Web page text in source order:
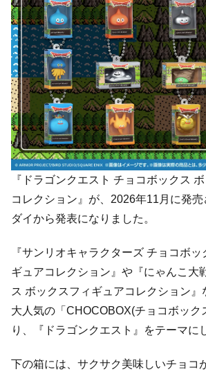
『ドラゴンクエスト チョコボックス
コレクション』が、2026年11月に発
ダイから発表になりました。
『サンリオキャラクターズ チョコボ
ギュアコレクション』や『にゃんこ大
ス ボックスフィギュアコレクション』
大人気の「CHOCOBOX(チョコボック
り、『ドラゴンクエスト』をテーマに
下の箱には、サクサク美味しいチョコ